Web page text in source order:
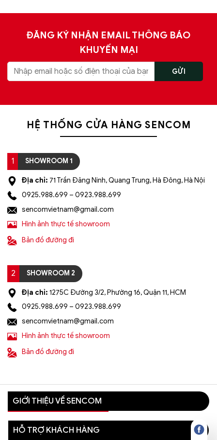
ĐĂNG KÝ NHẬN EMAIL THÔNG BÁO
KHUYẾN MẠI
HỆ THỐNG CỬA HÀNG SENCOM
1 SHOWROOM 1
Địa chỉ: 71 Trần Đăng Ninh, Quang Trung, Hà Đông, Hà Nội
0925.988.699 – 0923.988.699
sencomvietnam@gmail.com
Hình ảnh thực tế showroom
Bản đồ đường đi
2 SHOWROOM 2
Địa chỉ: 1275C Đường 3/2, Phường 16, Quận 11, HCM
0925.988.699 – 0923.988.699
sencomvietnam@gmail.com
Hình ảnh thực tế showroom
Bản đồ đường đi
GIỚI THIỆU VỀ SENCOM
HỖ TRỢ KHÁCH HÀNG